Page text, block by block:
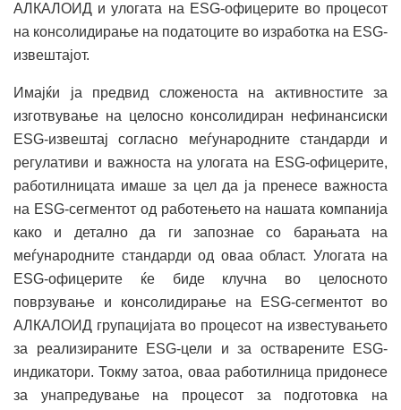
АЛКАЛОИД и улогата на ESG-офицерите во процесот
на консолидирање на податоците во изработка на ESG-
извештајот.
Имајќи ја предвид сложеноста на активностите за
изготвување на целосно консолидиран нефинансиски
ESG-извештај согласно меѓународните стандарди и
регулативи и важноста на улогата на ESG-офицерите,
работилницата имаше за цел да ја пренесе важноста
на ESG-сегментот oд работењето на нашата компанија
како и детално да ги запознае со барањата на
меѓународните стандарди од оваа област. Улогата на
ESG-офицерите ќе биде клучна во целосното
поврзување и консолидирање на ESG-сегментот во
АЛКАЛОИД групацијата во процесот на известувањето
за реализираните ESG-цели и за остварените ESG-
индикатори. Токму затоа, оваа работилница придонесе
за унапредување на процесот за подготовка на